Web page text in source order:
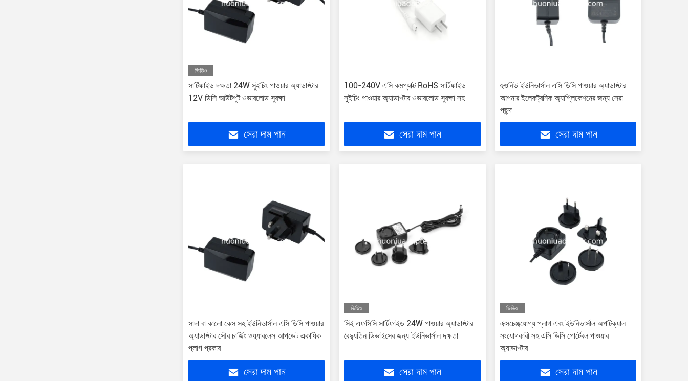
ভিডিও
সার্টিফাইড দক্ষতা 24W সুইচিং পাওয়ার অ্যাডাপ্টার
12V ডিসি আউটপুট ওভারলোড সুরক্ষা
সেরা দাম পান
100-240V এসি কমপ্যাক্ট RoHS সার্টিফাইড
সুইচিং পাওয়ার অ্যাডাপ্টার ওভারলোড সুরক্ষা সহ
সেরা দাম পান
হুওনিউ ইউনিভার্সাল এসি ডিসি পাওয়ার অ্যাডাপ্টার
আপনার ইলেকট্রনিক অ্যাপ্লিকেশনের জন্য সেরা
পছন্দ
সেরা দাম পান
সাদা বা কালো কেস সহ ইউনিভার্সাল এসি ডিসি পাওয়ার
অ্যাডাপ্টার সৌর চার্জিং ওয়্যারলেস আপডেট একাধিক
প্লাগ প্রকার
সেরা দাম পান
ভিডিও
সিই এফসিসি সার্টিফাইড 24W পাওয়ার অ্যাডাপ্টার
বৈদ্যুতিন ডিভাইসের জন্য ইউনিভার্সাল দক্ষতা
সেরা দাম পান
ভিডিও
এক্সচেঞ্জযোগ্য প্লাগ এবং ইউনিভার্সাল অপটিক্যাল
সংযোগকারী সহ এসি ডিসি পোর্টেবল পাওয়ার
অ্যাডাপ্টার
সেরা দাম পান